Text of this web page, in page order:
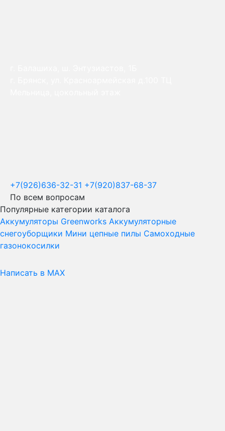
+7(926)636-32-31 +7(920)837-68-37
По всем вопросам
Популярные категории каталога
Аккумуляторы Greenworks Аккумуляторные
снегоуборщики Мини цепные пилы Самоходные
газонокосилки
Написать в MAX